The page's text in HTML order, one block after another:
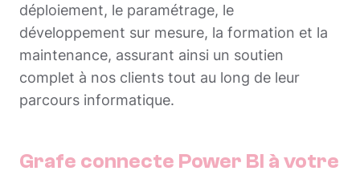
déploiement, le paramétrage, le
développement sur mesure, la formation et la
maintenance, assurant ainsi un soutien
complet à nos clients tout au long de leur
parcours informatique.
Grafe connecte Power BI à votre